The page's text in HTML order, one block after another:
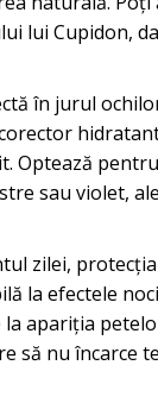
lui Cupidon,
în jurul
Optează
sau violet,
zilei,
la efectele
apariția
să nu încarce